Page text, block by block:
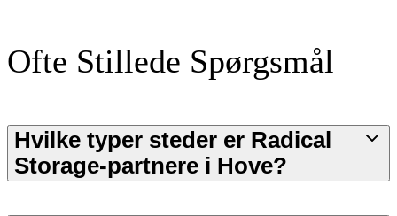
Ofte Stillede Spørgsmål
Hvilke typer steder er Radical
Storage-partnere i Hove?